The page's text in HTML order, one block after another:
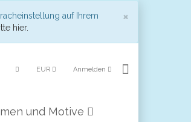
×
auf Ihrem
hier.
EUR Anmelden
und Motive